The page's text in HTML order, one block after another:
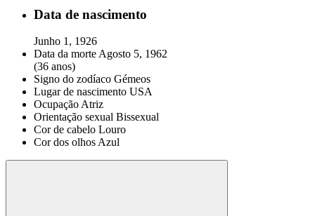
Data de nascimento
Junho 1, 1926
Data da morteAgosto 5, 1962
(36 anos)
Signo do zodíaco Gémeos
Lugar de nascimento USA
OcupaçãoAtriz
Orientação sexual Bissexual
Cor de cabelo Louro
Cor dos olhosAzul